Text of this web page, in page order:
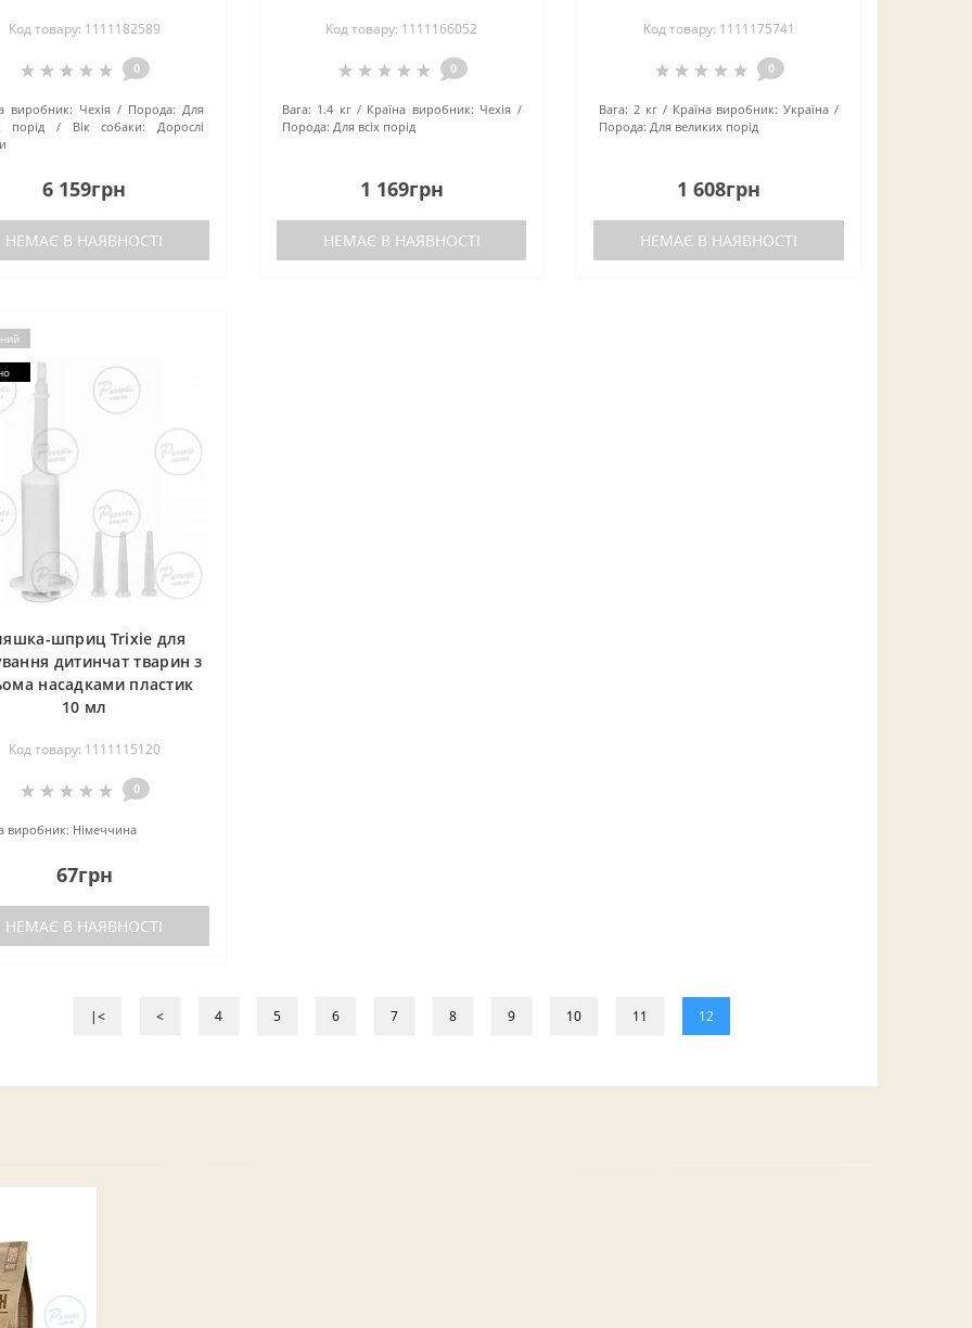
Код товару: 1111182589
0
виробник: Чехія Порода: Для
порід
Вік собаки:
Дорослі
6 159грн
НЕМАЄ В НАЯВНОСТІ
Код товару: 1111166052
0
Вага: 1.4 кг Країна виробник: Чехія
Порода: Для всіх порід
1 169грн
НЕМАЄ В НАЯВНОСТІ
Код товару: 1111175741
0
Вага: 2 кг Країна виробник: Україна
Порода: Для великих порід
1 608грн
НЕМАЄ В НАЯВНОСТІ
шприц Trixie для
дитинчат тварин з
насадками пластик
10 мл
Код товару: 1111115120
0
виробник: Німеччина
67грн
НЕМАЄ В НАЯВНОСТІ
|< < 4 5 6 7 8 9 10 11 12